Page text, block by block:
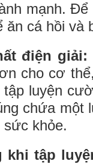
mạnh.
ăn cá hồi và
điện giải:
cho cơ
luyện
chứa
sức khỏe.
khi tập